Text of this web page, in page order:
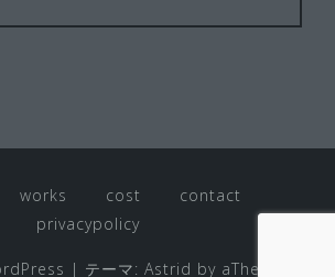
works cost
contact
privacypolicy
| テーマ: Astrid by aThemes.